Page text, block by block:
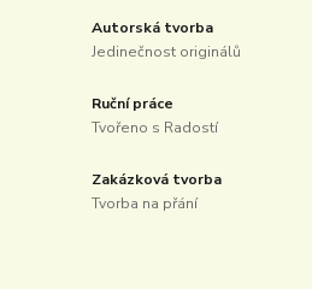
Autorská tvorba
Jedinečnost originálů
Ruční práce
Tvořeno s Radostí
Zakázková tvorba
Tvorba na přání